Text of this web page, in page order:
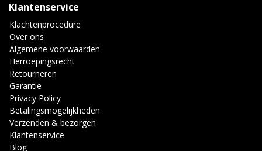
Klantenservice
Klachtenprocedure
Over ons
Algemene voorwaarden
Herroepingsrecht
Retourneren
Garantie
Privacy Policy
Betalingsmogelijkheden
Verzenden & bezorgen
Klantenservice
Blog